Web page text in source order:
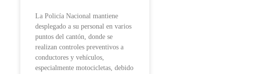
La Policía Nacional mantiene
desplegado a su personal en varios
puntos del cantón, donde se
realizan controles preventivos a
conductores y vehículos,
especialmente motocicletas, debido